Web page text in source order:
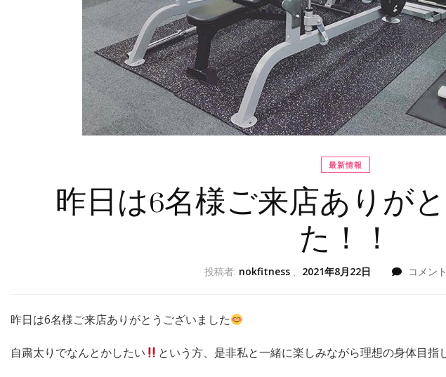
最新情報
昨日は6名様ご来店ありが
た！！
投稿者: nokfitness 、 2021年8月22日 コメン
昨日は6名様ご来店ありがとうございました
自粛太りでなんとかしたい という方、是非私と一緒に楽しみながら理想の身体目指